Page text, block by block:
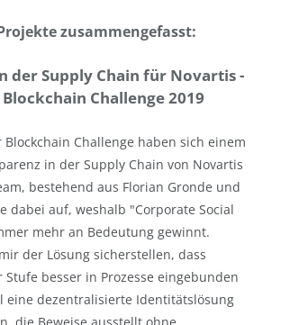
zusammengefasst:
der Supply Chain für Novartis -
Challenge 2019
Blockchain Challenge haben sich einem
in der Supply Chain von Novartis
bestehend aus Florian Gronde und
dabei auf, weshalb "Corporate Social
mehr an Bedeutung gewinnt.
der Lösung sicherstellen, dass
besser in Prozesse eingebunden
eine dezentralisierte Identitätslösung